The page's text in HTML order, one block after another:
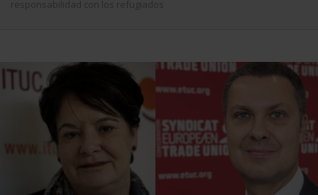
responsabilidad con los refugiados